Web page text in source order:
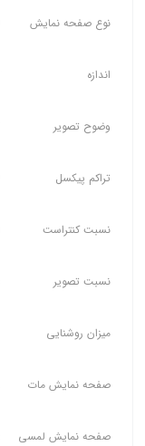
نوع صفحه نمایش
اندازه
وضوح تصویر
تراکم پیکسل
نسبت کنتراست
نسبت تصویر
میزان روشنایی
صفحه نمایش مات
صفحه نمایش لمسی